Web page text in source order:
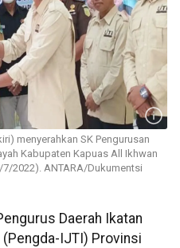
menyerahkan SK Pengurusan
Kabupaten Kapuas All Ikhwan
2022). ANTARA/Dukumentsi
Daerah Ikatan
IJTI) Provinsi